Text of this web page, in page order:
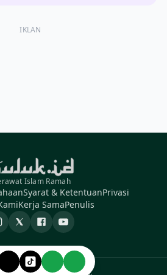
IKLAN
Islam Ramah
Syarat & KetentuanPrivasi
Kerja SamaPenulis
X FacebookYouTube
ID. All rights reserved.